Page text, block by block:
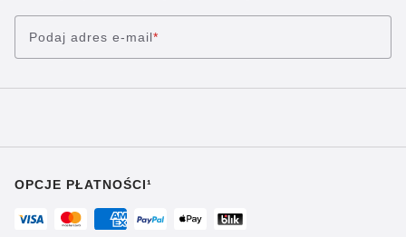
Podaj adres e-mail*
OPCJE PŁATNOŚCI¹